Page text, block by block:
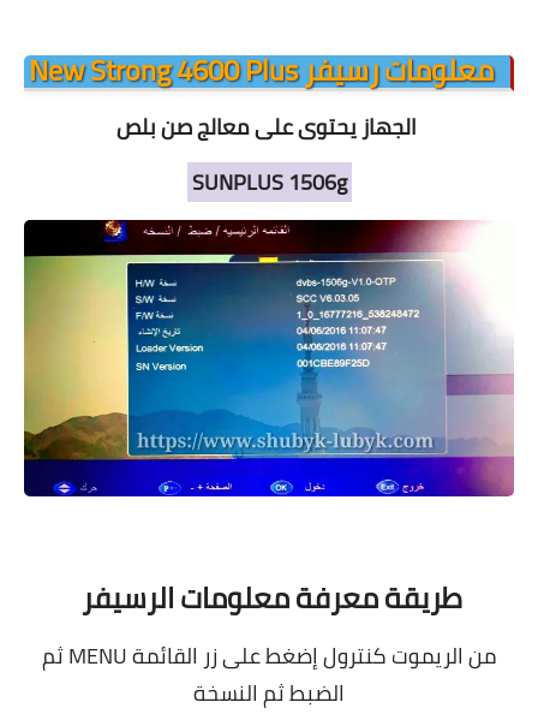
معلومات رسيفر New Strong 4600 Plus
الجهاز يحتوى على معالج صن بلص
SUNPLUS
1506g
طريقة معرفة معلومات الرسيفر
من الريموت كنترول إضغط على زر القائمة MENU ثم
الضبط ثم النسخة